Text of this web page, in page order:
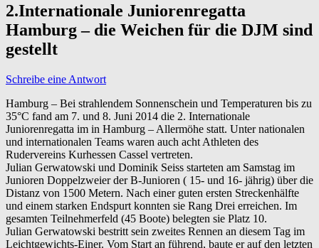
2.Internationale Juniorenregatta
Hamburg – die Weichen für die DJM sind
gestellt
Schreibe eine Antwort
Hamburg – Bei strahlendem Sonnenschein und Temperaturen bis zu
35°C fand am 7. und 8. Juni 2014 die 2. Internationale
Juniorenregatta im in Hamburg – Allermöhe statt. Unter nationalen
und internationalen Teams waren auch acht Athleten des
Rudervereins Kurhessen Cassel vertreten.
Julian Gerwatowski und Dominik Seiss starteten am Samstag im
Junioren Doppelzweier der B-Junioren ( 15- und 16- jährig) über die
Distanz von 1500 Metern. Nach einer guten ersten Streckenhälfte
und einem starken Endspurt konnten sie Rang Drei erreichen. Im
gesamten Teilnehmerfeld (45 Boote) belegten sie Platz 10.
Julian Gerwatowski bestritt sein zweites Rennen an diesem Tag im
Leichtgewichts-Einer. Vom Start an führend, baute er auf den letzten